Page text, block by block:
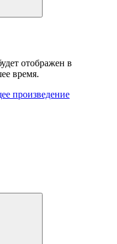
отображен в
время.
произведение